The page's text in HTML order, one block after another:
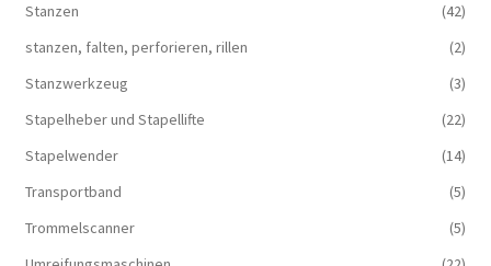
Stanzen
(42)
stanzen, falten, perforieren, rillen
(2)
Stanzwerkzeug
(3)
Stapelheber und Stapellifte
(22)
Stapelwender
(14)
Transportband
(5)
Trommelscanner
(5)